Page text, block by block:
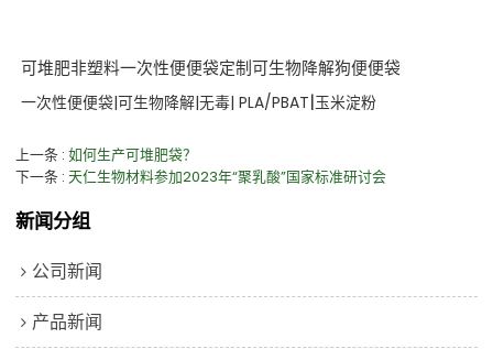
可堆肥非塑料一次性便便袋定制可生物降解狗便便袋
一次性便便袋|可生物降解|无毒| PLA/PBAT|玉米淀粉
上一条 如何生产可堆肥袋？
下一条 天仁生物材料参加2023年“聚乳酸”国家标准研讨会
新闻分组
公司新闻
产品新闻